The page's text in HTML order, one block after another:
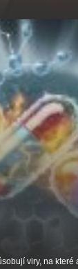
viry, na